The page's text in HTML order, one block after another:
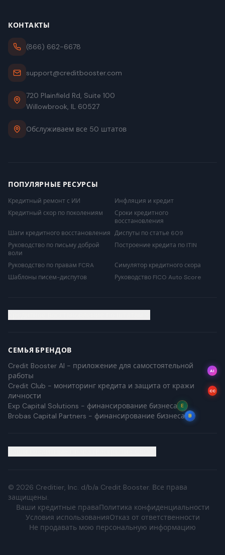
КОНТАКТЫ
(866) 662-6678
support@creditbooster.com
720 Plainfield Rd, Suite 100
Willowbrook, IL 60527
Обслуживаем все 50 штатов
ПОПУЛЯРНЫЕ РЕСУРСЫ
Кредитный ремонт с ИИ
Инфляция и кредит
Кредитный скор по поколениям
Сроки кредитного
восстановления
Шаги кредитного восстановления Диспуты по статье 609
Руководство по письму доброй
воли
Построение кредита по ITIN
Руководство по правам FCRA
Симулятор кредитного скора
Шаблоны писем-диспутов
Руководство FICO Auto Score
СЕМЬЯ БРЕНДОВ
Credit Booster AI - приложение для самостоятельной
работы
AI
Credit Club - мониторинг кредита и защита от кражи
личности
CC
Exp Capital Solutions - финансирование бизнеса E
Brobas Capital Partners - финансирование бизнеса B
© 2026 Creditier, Inc. d/b/a Credit Booster. Все права
защищены.
Ваши кредитные праваПолитика конфиденциальности
Условия использованияОтказ от ответственности
Не продавать мою персональную информацию